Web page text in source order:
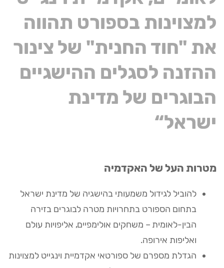
למצוינות בספורט תהווה
את "חוד החנית" של צינור
ההזנה לסגלים ההישגיים
הבוגרים של מדינת
ישראל“
מטרות העל של האקדמיה
להוביל לגידול משמעותי בהישגיה של מדינת ישראל
בתחום הספורט בתחרויות מטרה לבוגרים בזירה
הבין-לאומית – משחקים אולימפיים, אליפויות עולם
ואליפות אירופה.
הגדלת מספרם של ספורטאי אקדמיית וינגייט למצוינות